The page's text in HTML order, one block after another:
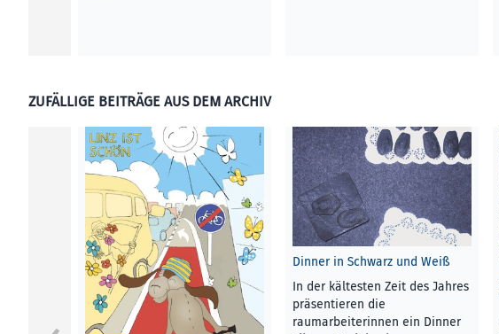
ZUFÄLLIGE BEITRÄGE AUS DEM ARCHIV
Dinner in Schwarz und Weiß
In der kältesten Zeit des Jahres
präsentieren die
raumarbeiterinnen ein Dinner